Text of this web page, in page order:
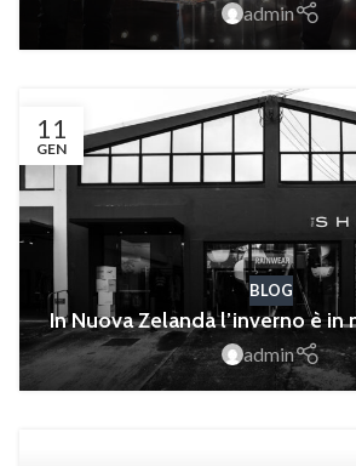
admin
11
GEN
BLOG
In Nuova Zelanda l’inverno è
admin